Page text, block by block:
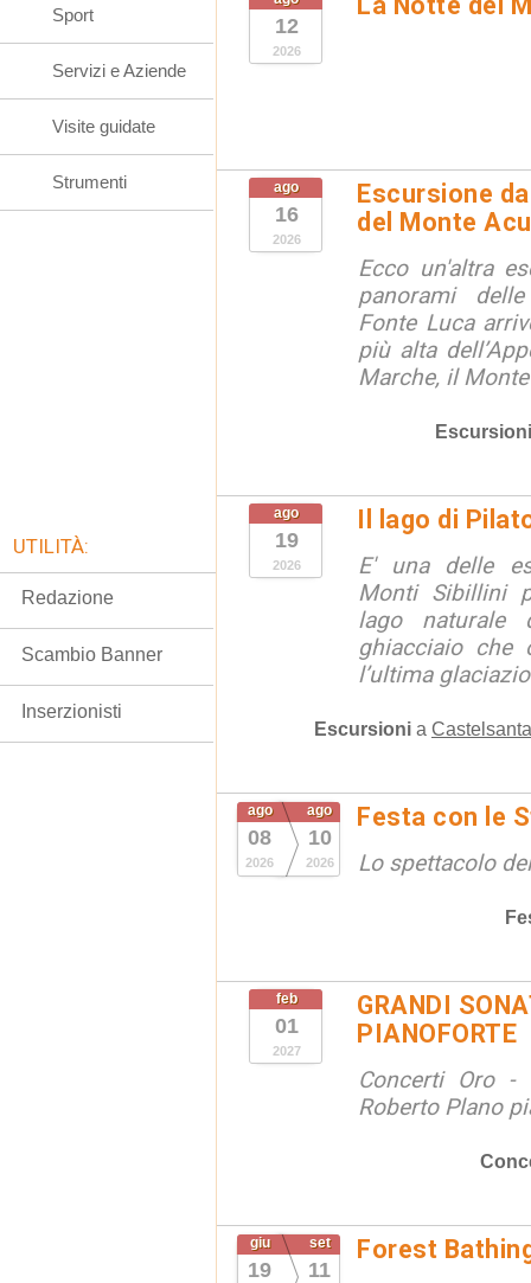
12
2026
ago
16
2026
Escursione
del Monte
Ecco un'altra
panorami
Fonte Luca
più alta
Marche, il
Escursioni
ago
19
2026
Il lago di
E' una delle
Monti Sibillini
lago naturale
ghiacciaio che
l’ultima
Escursioni a
ago
08
2026
ago
10
2026
Festa con le
Lo spettacolo
feb
01
2027
GRANDI
PIANOFORTE
Concerti Oro -
Roberto Plano
giu
19
set
11
Forest
Sport
Servizi e Aziende
Visite guidate
Strumenti
UTILITÀ:
Redazione
Scambio Banner
Inserzionisti